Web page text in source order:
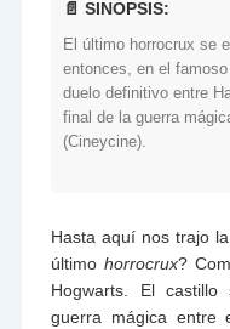
📄 SINOPSIS:
El último horrocrux se
entonces, en el
duelo definitivo entre
final de la guerra
(Cineycine).
Hasta aquí nos trajo
últimohorrocrux?
Hogwarts. El
guerra mágica entre